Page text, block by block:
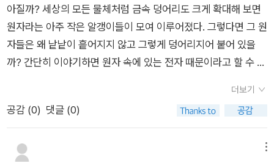
있었다. 화학을 공부하는 중고생들이 본다면 화학에 흥미를 많이
느낄 수 있을 것 같다.
고르며, 외계인 초코볼을 집어 들며, 곰취나물과 밥을 비비며, 솜
사탕을 건네주며, 양배추를 썰며, .... 깻잎나물을 무치며, 도다리
쑥국을 기다리며, 김밥을 말며, 초콜릿을 조심하길, 꽃게를 손질
하며, ... 곶감 사건을 생각하며, ... 포장마차 앞에 서서 등, 챕터 제
목들부터 저항감 없이 읽고 싶어진다. 무슨 내용일까 궁금해진다.
바로 이것이 곽재식 작가님의 힘이랄까! 초코볼이 나오는 뜬금
깔을 선명하게 만드는 역할을 한다고 한다. 도다리쑥국은 철분을
얻기 좋은 음식이고, 여기에서 이어지는 철 사업에 관한 내용, 비
더보기
공감 (0) 댓글 (0)